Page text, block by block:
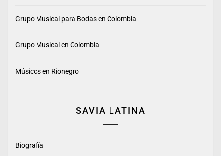
Grupo Musical para Bodas en Colombia
Grupo Musical en Colombia
Músicos en Rionegro
SAVIA LATINA
Biografía